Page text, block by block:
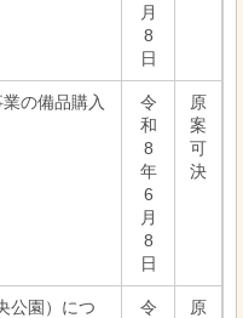
月
8
日
の備品購入
令
和
8
年
6
月
8
日
原
案
可
決
公園）につ
令
原